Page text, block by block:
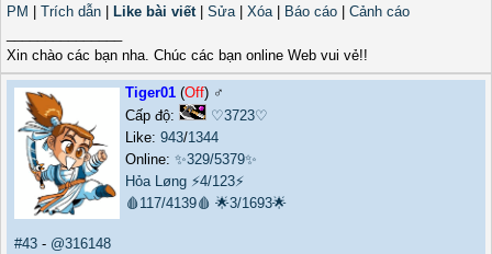
PM
Trích dẫn Like bài viết| Sửa| Xóa| Báo cáo
Cảnh cáo
Xin chào các bạn nha. Chúc các bạn online Web vui vẻ!!
Tiger01 (Off) ♂️
Cấp độ:
♡3723♡
Like:943/1344
Online:✨329/5379✨
Hỏa Løng ⚡4/123⚡
🩸117/4139🩸 🌟3/1693🌟
#43 - @316148